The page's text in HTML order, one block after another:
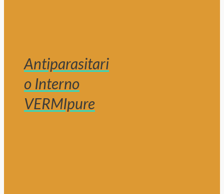
Antiparasitari
o Interno
VERMIpure